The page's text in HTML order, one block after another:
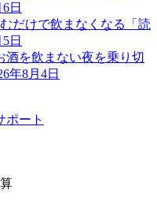
日
だけで飲まなくなる「読
日
を飲まない夜を乗り切
年8月4日
ポート